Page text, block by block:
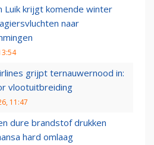
Luik krijgt komende winter
naar
grijpt ternauwernood in:
vlootuitbreiding
11:47
dure brandstof drukken
hard omlaag